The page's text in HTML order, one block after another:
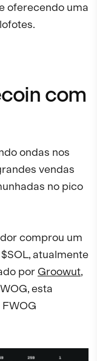
oferecendo uma
com
ondas nos
vendas
no pico
comprou um
$SOL, atualmente
por Groowut,
esta